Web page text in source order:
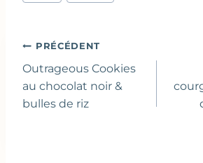
Navigation
de
l’article
PRÉCÉDENT
Outrageous Cookies
au chocolat noir &
bulles de riz